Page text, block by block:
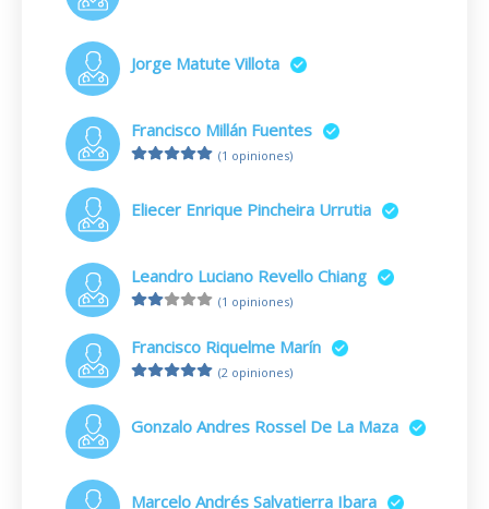
Jorge Matute Villota
Francisco Millán Fuentes
(1 opiniones)
Eliecer Enrique Pincheira Urrutia
Leandro Luciano Revello Chiang
(1 opiniones)
Francisco Riquelme Marín
(2 opiniones)
Gonzalo Andres Rossel De La Maza
Marcelo Andrés Salvatierra Ibara